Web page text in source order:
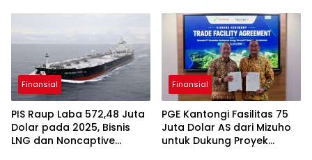
Excellence Awards 2026
Finansial
PIS Raup Laba 572,48 Juta
Dolar pada 2025, Bisnis
LNG dan Noncaptive
Finansial
PGE Kantongi Fasilitas 75
Juta Dolar AS dari Mizuho
untuk Dukung Proyek